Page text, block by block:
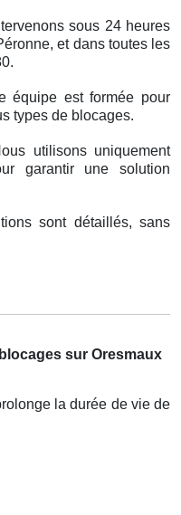
sous 24 heures
et dans toutes les
équipe est formée pour
types de blocages.
utilisons uniquement
garantir une solution
sont détaillés, sans
sur Oresmaux
la durée de vie de